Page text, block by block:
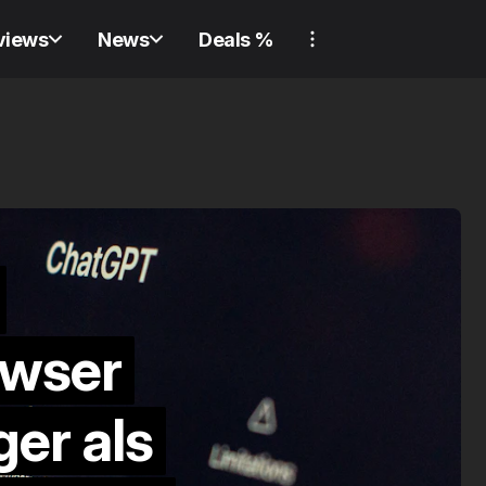
News Deals %
als
Verliere nie wieder
etwas! Review:
Samsung Galaxy
Lock